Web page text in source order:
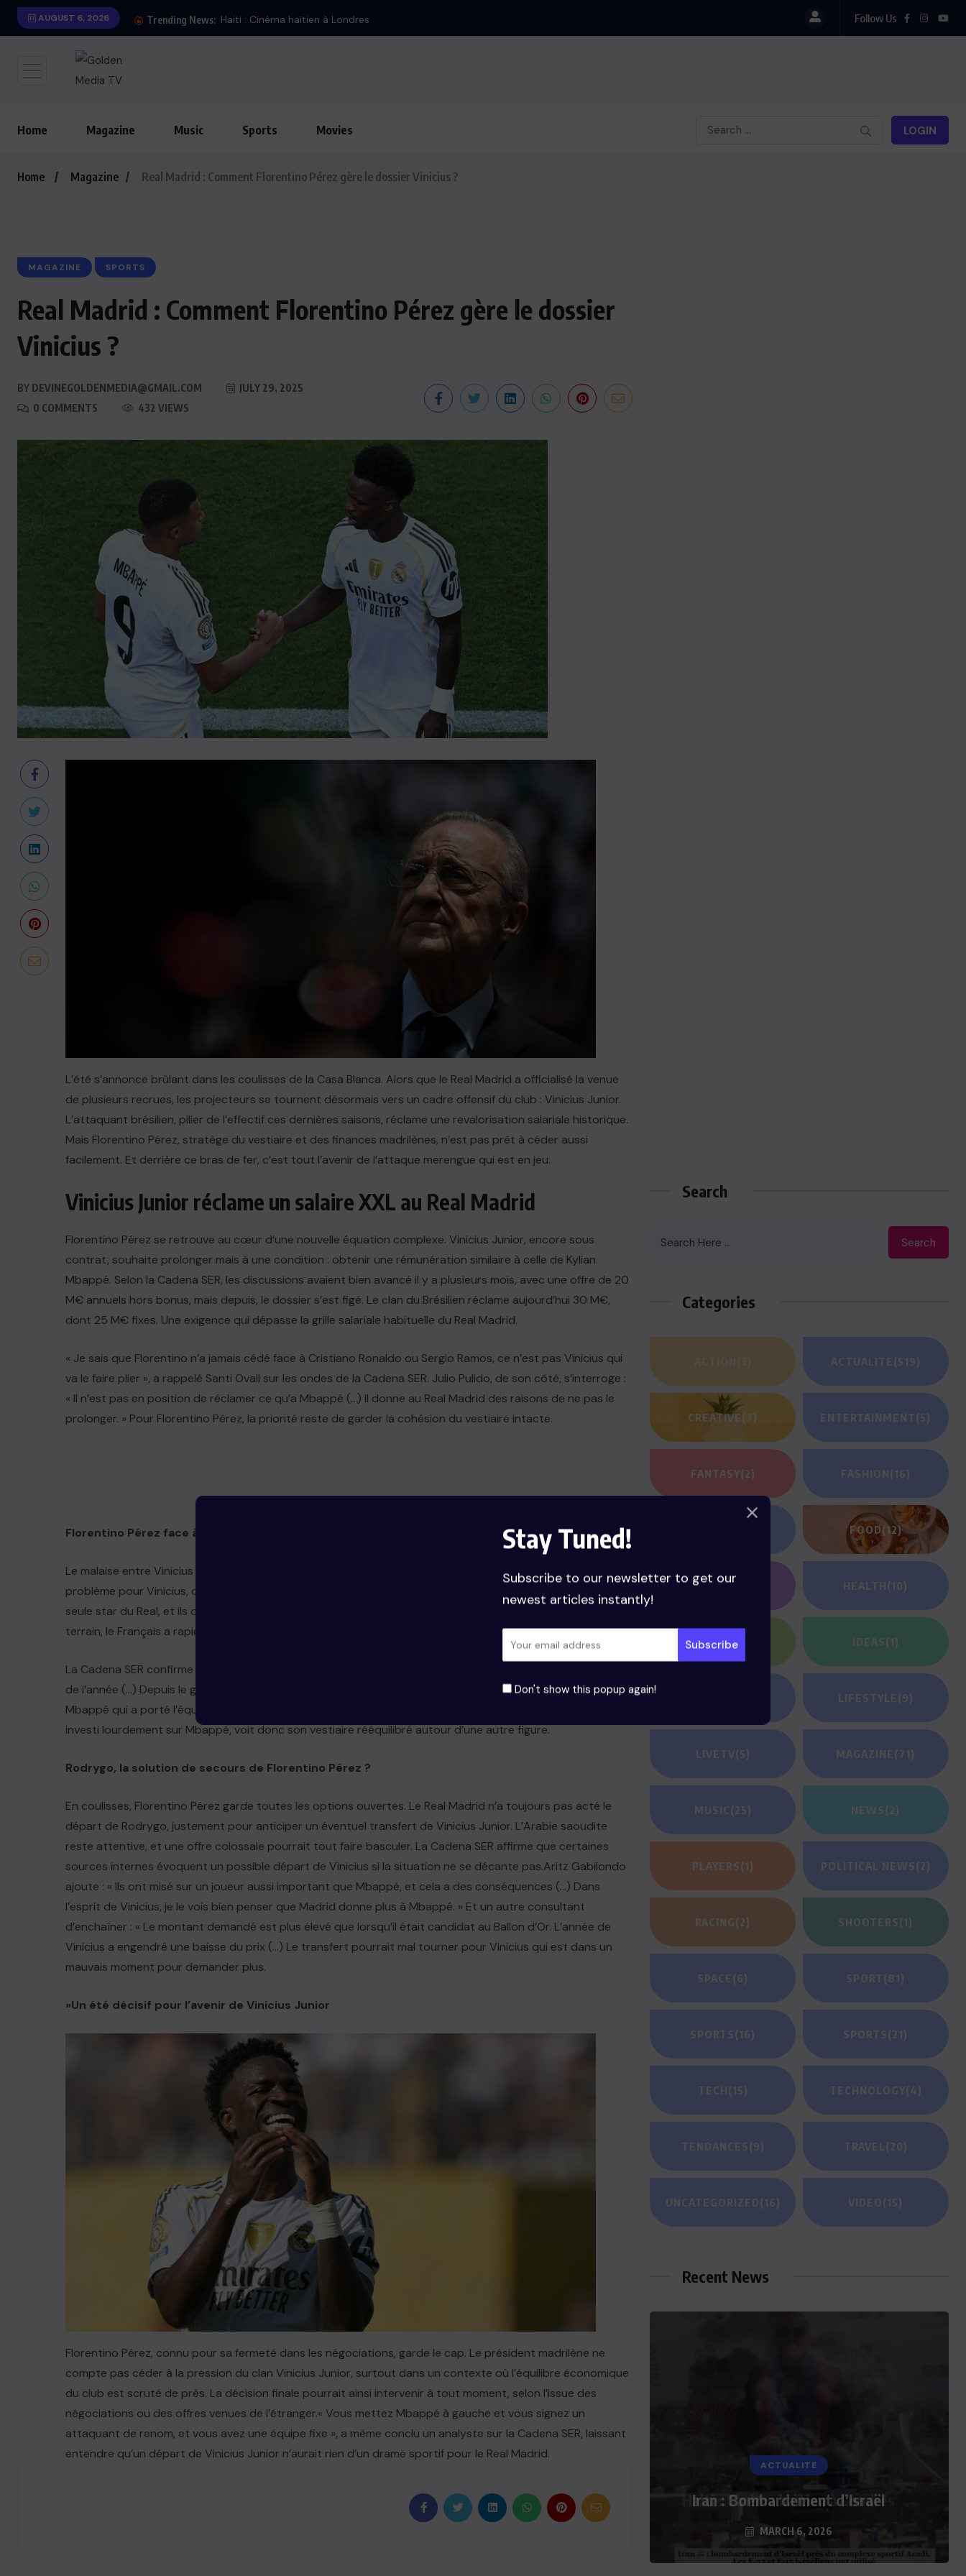
Stay Tuned!
Subscribe to our newsletter to get our
newest articles instantly!
Don't show this popup again!
AUGUST 6, 2026 Trending News: Haiti : Cinéma haïtien à Londres Follow Us
Home Magazine Music Sports Movies LOGIN
Home Magazine Real Madrid : Comment Florentino Pérez gère le dossier Vinicius ?
MAGAZINE SPORTS
Real Madrid : Comment Florentino Pérez gère le dossier
Vinicius ?
BY DEVINEGOLDENMEDIA@GMAIL.COM
JULY 29, 2025
0 COMMENTS
432 VIEWS
L’été s’annonce brûlant dans les coulisses de la Casa Blanca. Alors que le Real Madrid a officialisé la venue
de plusieurs recrues, les projecteurs se tournent désormais vers un cadre offensif du club : Vinicius Junior.
L’attaquant brésilien, pilier de l’effectif ces dernières saisons, réclame une revalorisation salariale historique.
Mais Florentino Pérez, stratège du vestiaire et des finances madrilènes, n’est pas prêt à céder aussi
facilement. Et derrière ce bras de fer, c’est tout l’avenir de l’attaque merengue qui est en jeu.
Vinicius Junior réclame un salaire XXL au Real Madrid
Florentino Pérez se retrouve au cœur d’une nouvelle équation complexe. Vinicius Junior, encore sous
contrat, souhaite prolonger mais à une condition : obtenir une rémunération similaire à celle de Kylian
Mbappé. Selon la Cadena SER, les discussions avaient bien avancé il y a plusieurs mois, avec une offre de 20
M€ annuels hors bonus, mais depuis, le dossier s’est figé. Le clan du Brésilien réclame aujourd’hui 30 M€,
dont 25 M€ fixes. Une exigence qui dépasse la grille salariale habituelle du Real Madrid.
« Je sais que Florentino n’a jamais cédé face à Cristiano Ronaldo ou Sergio Ramos, ce n’est pas Vinicius qui
va le faire plier », a rappelé Santi Ovall sur les ondes de la Cadena SER. Julio Pulido, de son côté, s’interroge :
« Il n’est pas en position de réclamer ce qu’a Mbappé (…) Il donne au Real Madrid des raisons de ne pas le
prolonger. » Pour Florentino Pérez, la priorité reste de garder la cohésion du vestiaire intacte.
Florentino Pérez face à un choix stratégique
Le malaise entre Vinicius Junior et le club s’est accentué ces derniers mois. Selon Marcos López, « le
problème pour Vinicius, c’est qu’il se sent soudainement à l’écart au Real Madrid. Il se croyait le roi et la
seule star du Real, et ils ont fait venir une vraie star. » L’arrivée de Mbappé a rebattu les cartes. Sur le
terrain, le Français a rapidement pris le leadership offensif, mettant son coéquipier dans l’ombre.
La Cadena SER confirme cette perte d’influence : « Vinicius a perdu de sa visibilité en attaque tout au long
de l’année (…) Depuis le gala du Ballon d’Or, ses performances ont considérablement baissé, et c’est
Mbappé qui a porté l’équipe, terminant même meilleur buteur du championnat. » Florentino Pérez, qui a
investi lourdement sur Mbappé, voit donc son vestiaire rééquilibré autour d’une autre figure.
Rodrygo, la solution de secours de Florentino Pérez ?
En coulisses, Florentino Pérez garde toutes les options ouvertes. Le Real Madrid n’a toujours pas acté le
départ de Rodrygo, justement pour anticiper un éventuel transfert de Vinicius Junior. L’Arabie saoudite
reste attentive, et une offre colossale pourrait tout faire basculer. La Cadena SER affirme que certaines
sources internes évoquent un possible départ de Vinicius si la situation ne se décante pas.Aritz Gabilondo
ajoute : « Ils ont misé sur un joueur aussi important que Mbappé, et cela a des conséquences (…) Dans
l’esprit de Vinicius, je le vois bien penser que Madrid donne plus à Mbappé. » Et un autre consultant
d’enchaîner : « Le montant demandé est plus élevé que lorsqu’il était candidat au Ballon d’Or. L’année de
Vinicius a engendré une baisse du prix (…) Le transfert pourrait mal tourner pour Vinicius qui est dans un
mauvais moment pour demander plus.
»Un été décisif pour l’avenir de Vinicius Junior
Florentino Pérez, connu pour sa fermeté dans les négociations, garde le cap. Le président madrilène ne
compte pas céder à la pression du clan Vinicius Junior, surtout dans un contexte où l’équilibre économique
du club est scruté de près. La décision finale pourrait ainsi intervenir à tout moment, selon l’issue des
négociations ou des offres venues de l’étranger.« Vous mettez Mbappé à gauche et vous signez un
attaquant de renom, et vous avez une équipe fixe », a même conclu un analyste sur la Cadena SER, laissant
entendre qu’un départ de Vinicius Junior n’aurait rien d’un drame sportif pour le Real Madrid.
Search
Search
Categories
ACTION(3) ACTUALITE(519)
CREATIVE(7) ENTERTAINMENT(5)
FANTASY(2) FASHION(16)
FOOD(12)
GAMING HEALTH(10)
HEROES(2) IDEAS(1)
LIFESTYLE(9)
LIVETV(5) MAGAZINE(71)
MUSIC (25) NEWS(2)
PLAYERS(1) POLITICAL NEWS(2)
RACING(2) SHOOTERS(1)
SPACE(6) SPORT(81)
SPORTS(16) SPORTS(21)
TECH(15) TECHNOLOGY(4)
TENDANCES(9) TRAVEL (20)
UNCATEGORIZED(16) VIDEO(15)
Recent News
Haiti : Cinéma haïtien à Londres
ACTUALITE
Iran : Bombardement d’Israël
MARCH 6, 2026